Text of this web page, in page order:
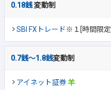
0.18銭変動制
SBI FXトレード※１[時間限定]
0.7銭～1.8銭変動制
アイネット証券